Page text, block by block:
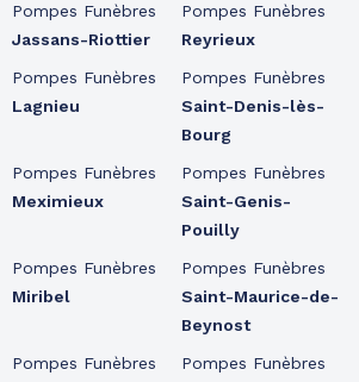
Pompes Funèbres
Jassans-Riottier
Pompes Funèbres
Lagnieu
Pompes Funèbres
Meximieux
Pompes Funèbres
Miribel
Pompes Funèbres
Pompes Funèbres
Reyrieux
Pompes Funèbres
Saint-Denis-lès-
Bourg
Pompes Funèbres
Saint-Genis-
Pouilly
Pompes Funèbres
Saint-Maurice-de-
Beynost
Pompes Funèbres